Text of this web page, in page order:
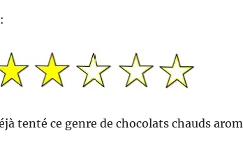
tenté ce genre de chocolats chauds